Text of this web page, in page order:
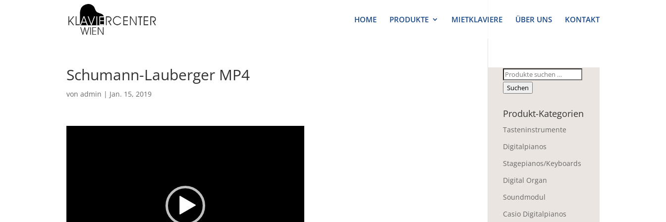
HOME PRODUKTE MIETKLAVIERE ÜBER UNS KONTAKT
Schumann-Lauberger MP4
vonadmin | Jan. 15, 2019
Suchen
nach:
Suchen
Produkt-Kategorien
Tasteninstrumente
Digitalpianos
Stagepianos/Keyboards
Digital Organ
Soundmodul
Casio Digitalpianos